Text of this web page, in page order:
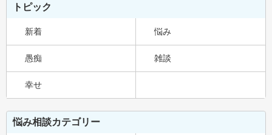
トピック
新着 悩み
愚痴 雑談
幸せ
悩み相談カテゴリー